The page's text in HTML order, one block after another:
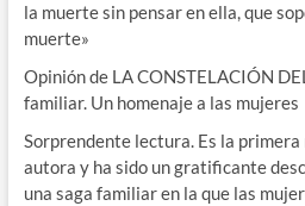
la muerte sin pensar en ella, que
muerte»
Opinión de LA CONSTELACIÓN
familiar. Un homenaje a las mujeres
Sorprendente lectura. Es la primera
autora y ha sido un gratificante
una saga familiar en la que las